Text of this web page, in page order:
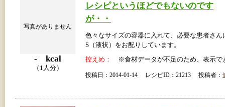
写真がありません
- kcal
（1人分）
レシピというほどでもないのです
が・・
色々なサイズの容器に入れて、必要な患者さん
S（液状）をお配りしています。
控えめ： ※食材データが不足のため、表示で
投稿日：2014-01-14 レシピID：21213 投稿者：